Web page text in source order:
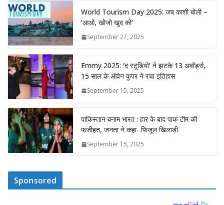
World Tourism Day 2025: जब काशी बोली –
‘आओ, खोजो खुद को’
September 27, 2025
Emmy 2025: ‘द स्टूडियो’ ने झटके 13 अवॉर्ड्स,
15 साल के ओवेन कूपर ने रचा इतिहास
September 15, 2025
पाकिस्तान बनाम भारत : हार के बाद पाक टीम की
फजीहत, जनता ने कहा- फिजूल खिलाड़ी
September 15, 2025
Sponsored